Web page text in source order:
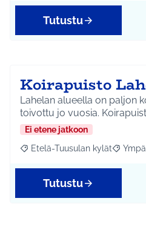
Tutustu
Koirapuisto
Lahelan alueella on paljon
toivottu jo vuosia.
Ei etene jatkoon
Rajaa tulokset aihepiirin
Etelä-Tuusulan kylät Rajaa
Tutustu